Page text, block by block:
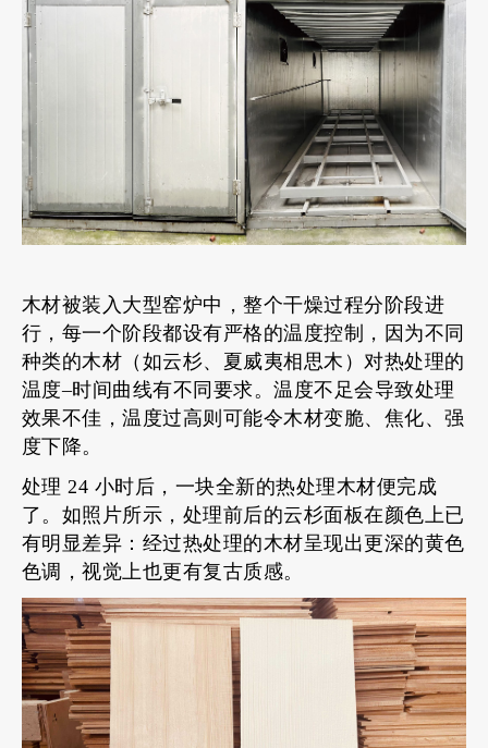
木材被装入大型窑炉中，整个干燥过程分阶段进
行，每一个阶段都设有严格的温度控制，因为不同
种类的木材（如云杉、夏威夷相思木）对热处理的
温度–时间曲线有不同要求。温度不足会导致处理
效果不佳，温度过高则可能令木材变脆、焦化、强
度下降。
处理 24 小时后，一块全新的热处理木材便完成
了。如照片所示，处理前后的云杉面板在颜色上已
有明显差异：经过热处理的木材呈现出更深的黄色
色调，视觉上也更有复古质感。